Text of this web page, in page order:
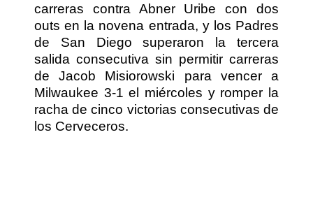
carreras contra Abner Uribe con dos
outs en la novena entrada, y los Padres
de San Diego superaron la tercera
salida consecutiva sin permitir carreras
de Jacob Misiorowski para vencer a
Milwaukee 3-1 el miércoles y romper la
racha de cinco victorias consecutivas de
los Cerveceros.